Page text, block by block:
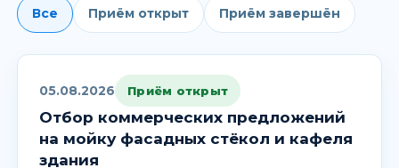
Все Приём открыт Приём завершён
05.08.2026 Приём открыт
Отбор коммерческих предложений
на мойку фасадных стёкол и кафеля
здания